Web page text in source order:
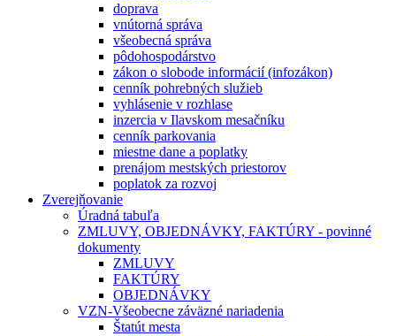
doprava
vnútorná správa
všeobecná správa
pôdohospodárstvo
zákon o slobode informácií (infozákon)
cenník pohrebných služieb
vyhlásenie v rozhlase
inzercia v Ilavskom mesačníku
cenník parkovania
miestne dane a poplatky
prenájom mestských priestorov
poplatok za rozvoj
Zverejňovanie
Úradná tabuľa
ZMLUVY, OBJEDNÁVKY, FAKTÚRY - povinné
dokumenty
ZMLUVY
FAKTÚRY
OBJEDNÁVKY
VZN-Všeobecne záväzné nariadenia
Štatút mesta